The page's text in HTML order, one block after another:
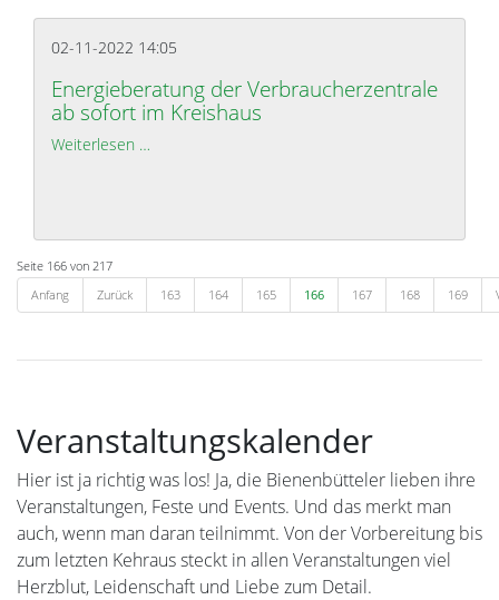
02-11-2022 14:05
Energieberatung der Verbraucherzentrale
ab sofort im Kreishaus
Weiterlesen …
Seite 166 von 217
Anfang
Zurück 163 164 165 166 167 168 169
Veranstaltungskalender
Hier ist ja richtig was los! Ja, die Bienenbütteler lieben ihre
Veranstaltungen, Feste und Events. Und das merkt man
auch, wenn man daran teilnimmt. Von der Vorbereitung bis
zum letzten Kehraus steckt in allen Veranstaltungen viel
Herzblut, Leidenschaft und Liebe zum Detail.